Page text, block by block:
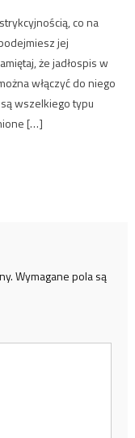
co na
jej
że jadłospis w
włączyć do niego
wszelkiego typu
[…]
Wymagane pola są